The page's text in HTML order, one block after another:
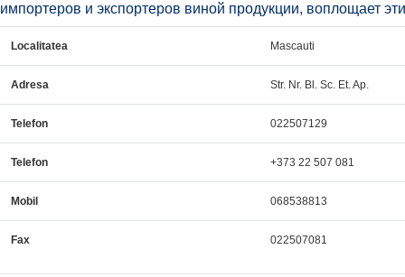
импортеров и экспортеров виной продукции, воплощает
Localitatea Mascauti
Adresa Str. Nr. Bl. Sc. Et. Ap.
Telefon 022507129
Telefon +373 22 507 081
Mobil 068538813
Fax 022507081